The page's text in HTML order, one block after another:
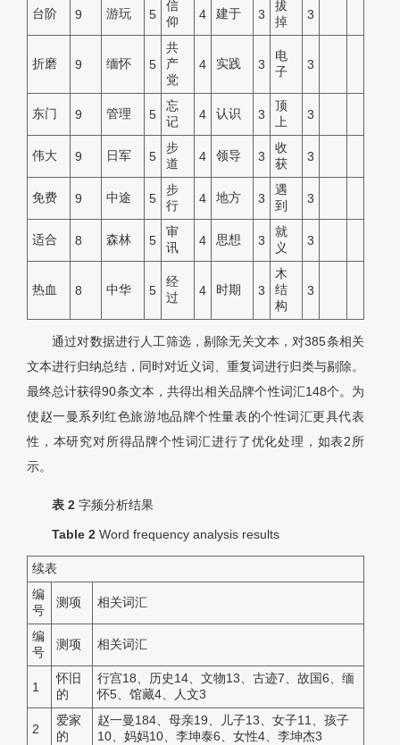
台阶 9 游玩 5
信
仰
4 建于 3
拔
掉
3
折磨 9 缅怀 5
共
产
党
4 实践 3
电
子
3
东门 9 管理 5
忘
记
4 认识 3
顶
上
3
伟大 9 日军 5
步
道
4 领导 3
收
获
3
免费 9 中途 5
步
行
4 地方 3
遇
到
3
适合 8 森林 5
审
讯
4 思想 3
就
义
3
热血 8 中华 5
经
过
4 时期 3
木
结
构
3
通过对数据进行人工筛选，剔除无关文本，对385条相关
文本进行归纳总结，同时对近义词、重复词进行归类与剔除。
最终总计获得90条文本，共得出相关品牌个性词汇148个。为
使赵一曼系列红色旅游地品牌个性量表的个性词汇更具代表
性，本研究对所得品牌个性词汇进行了优化处理，如表2所
示。
表 2 字频分析结果
Table 2 Word frequency analysis results
续表
编
号
测项 相关词汇
编
号
测项 相关词汇
1
怀旧
的
行宫18、历史14、文物13、古迹7、故国6、缅
怀5、馆藏4、人文3
2
爱家
的
赵一曼184、母亲19、儿子13、女子11、孩子
10、妈妈10、李坤泰6、女性4、李坤杰3